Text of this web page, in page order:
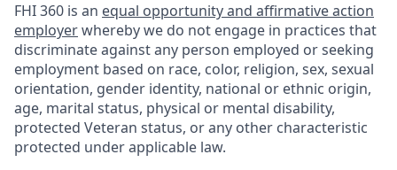
FHI 360 is an equal opportunity and affirmative action
employerwhereby we do not engage in practices that
discriminate against any person employed or seeking
employment based on race, color, religion, sex, sexual
orientation, gender identity, national or ethnic origin,
age, marital status, physical or mental disability,
protected Veteran status, or any other characteristic
protected under applicable law.